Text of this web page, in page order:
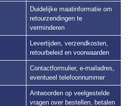
Duidelijke maatinformatie om
retourzendingen te
verminderen
Levertijden, verzendkosten,
retourbeleid en voorwaarden
Contactformulier, e-mailadres,
eventueel telefoonnummer
Antwoorden op veelgestelde
vragen over bestellen, betalen